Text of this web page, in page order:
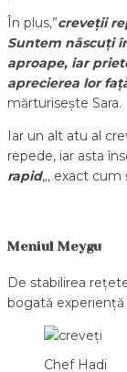
În plus,”creveții
Suntem născuți
aproape, iar
aprecierea lor
mărturisește Sara.
Iar un alt atu al
repede, iar asta
rapid„, exact cum
Meniul Meygu
De stabilirea
bogată experiență
Chef Hadi